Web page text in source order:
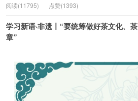
阅读(11795)
点赞(1393)
学习新语·非遗丨“要统筹做好茶文化、
章”